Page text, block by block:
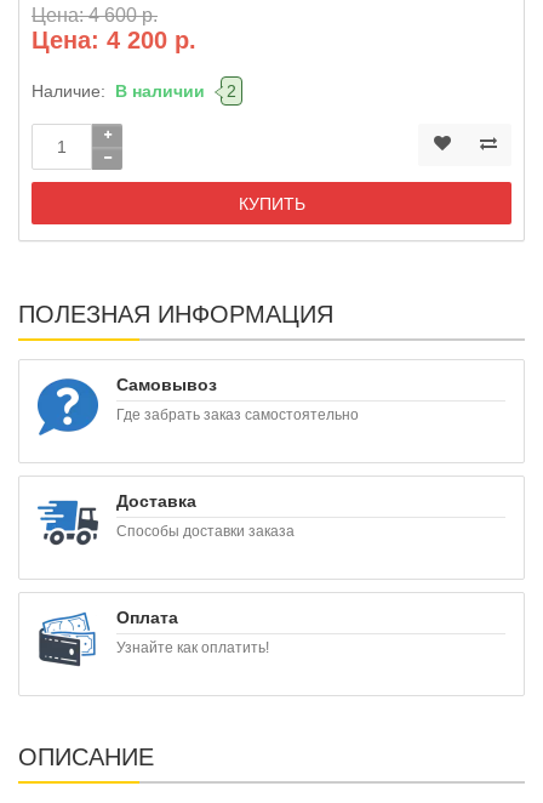
Цена: 4 600 р.
Цена: 4 200 р.
Наличие: В наличии 2
КУПИТЬ
ПОЛЕЗНАЯ ИНФОРМАЦИЯ
Самовывоз
Где забрать заказ самостоятельно
Доставка
Способы доставки заказа
Оплата
Узнайте как оплатить!
ОПИСАНИЕ